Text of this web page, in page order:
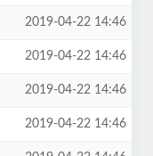
2019-04-22 14:46
2019-04-22 14:46
2019-04-22 14:46
2019-04-22 14:46